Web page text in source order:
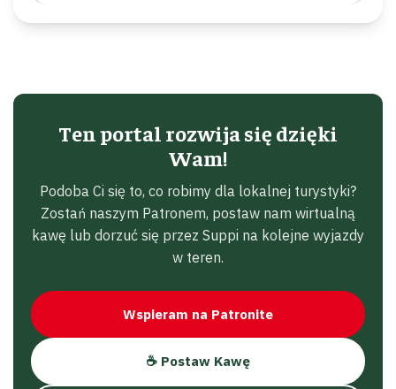
Ten portal rozwija się dzięki
Wam!
Podoba Ci się to, co robimy dla lokalnej turystyki?
Zostań naszym Patronem, postaw nam wirtualną
kawę lub dorzuć się przez Suppi na kolejne wyjazdy
w teren.
Wspieram na Patronite
☕ Postaw Kawę